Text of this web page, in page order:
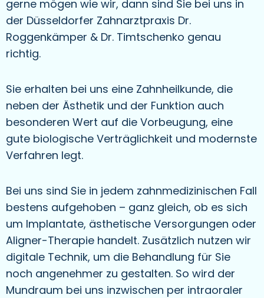
gerne mögen wie wir, dann sind Sie bei uns in
der Düsseldorfer Zahnarztpraxis Dr.
Roggenkämper & Dr. Timtschenko genau
richtig.
Sie erhalten bei uns eine Zahnheilkunde, die
neben der Ästhetik und der Funktion auch
besonderen Wert auf die Vorbeugung, eine
gute biologische Verträglichkeit und modernste
Verfahren legt.
Bei uns sind Sie in jedem zahnmedizinischen Fall
bestens aufgehoben – ganz gleich, ob es sich
um Implantate, ästhetische Versorgungen oder
Aligner-Therapie handelt. Zusätzlich nutzen wir
digitale Technik, um die Behandlung für Sie
noch angenehmer zu gestalten. So wird der
Mundraum bei uns inzwischen per intraoraler